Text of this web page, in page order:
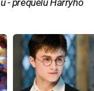
- prequelu Harryho